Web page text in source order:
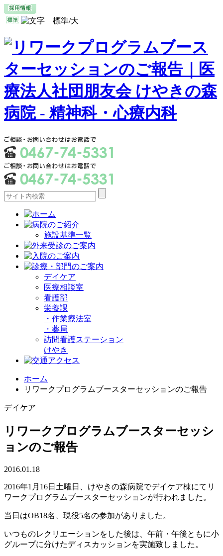
施設基準一覧
デイケア
医療相談室
看護部
栄養課
・ 作業療法室
・ 薬局
訪問看護ステーション
けやき
ホーム
リワークプログラムブースターセッションのご報告
デイケア
リワークプログラムブースターセッシ
ョンのご報告
2016.01.18
2016年1月16日土曜日、けやきの森病院でデイケア棟にてリ
ワークプログラムブースターセッションが行われました。
当日はOB18名、現役5名の参加がありました。
いつものレクリエーションをした後は、午前・午後ともに小
グループに分けたディスカッションを実施致しました。